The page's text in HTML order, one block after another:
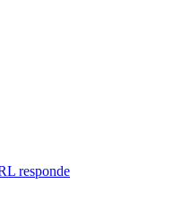
responde